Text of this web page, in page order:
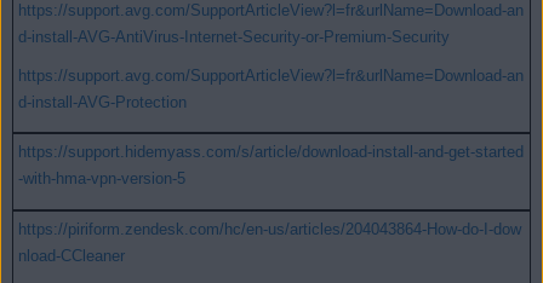
https://support.avg.com/SupportArticleView?l=fr&urlName=Download-an
d-install-AVG-AntiVirus-Internet-Security-or-Premium-Security
https://support.avg.com/SupportArticleView?l=fr&urlName=Download-an
d-install-AVG-Protection
https://support.hidemyass.com/s/article/download-install-and-get-started
-with-hma-vpn-version-5
https://piriform.zendesk.com/hc/en-us/articles/204043864-How-do-I-dow
nload-CCleaner